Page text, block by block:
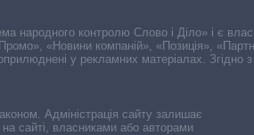
Адміністрація сайту залишає
сайті, власниками або авторами
народного контролю Слово і Діло» і є
«Новини компаній», «Позиція»,
у рекламних матеріалах. Згідно